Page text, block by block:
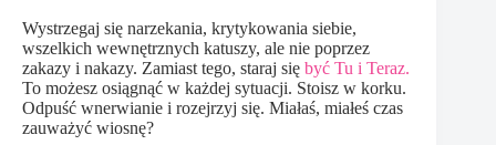
Wystrzegaj się narzekania, krytykowania siebie,
wszelkich wewnętrznych katuszy, ale nie poprzez
zakazy i nakazy. Zamiast tego, staraj się być Tu i Teraz.
To możesz osiągnąć w każdej sytuacji. Stoisz w korku.
Odpuść wnerwianie i rozejrzyj się. Miałaś, miałeś czas
zauważyć wiosnę?